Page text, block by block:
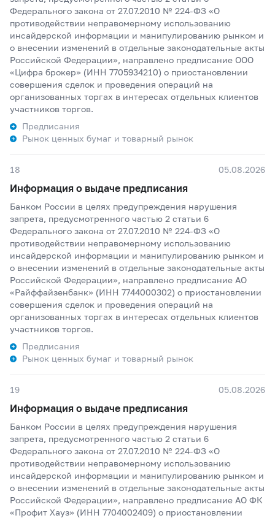
Федерального закона от 27.07.2010 № 224-ФЗ «О
противодействии неправомерному использованию
инсайдерской информации и манипулированию рынком и
о внесении изменений в отдельные законодательные акты
Российской Федерации», направлено предписание ООО
«Цифра брокер» (ИНН 7705934210) о приостановлении
совершения сделок и проведения операций на
организованных торгах в интересах отдельных клиентов
участников торгов.
Предписания
Рынок ценных бумаг и товарный рынок
18 05.08.2026
Информация о выдаче предписания
Банком России в целях предупреждения нарушения
запрета, предусмотренного частью 2 статьи 6
Федерального закона от 27.07.2010 № 224-ФЗ «О
противодействии неправомерному использованию
инсайдерской информации и манипулированию рынком и
о внесении изменений в отдельные законодательные акты
Российской Федерации», направлено предписание АО
«Райффайзенбанк» (ИНН 7744000302) о приостановлении
совершения сделок и проведения операций на
организованных торгах в интересах отдельных клиентов
участников торгов.
Предписания
Рынок ценных бумаг и товарный рынок
19 05.08.2026
Информация о выдаче предписания
Банком России в целях предупреждения нарушения
запрета, предусмотренного частью 2 статьи 6
Федерального закона от 27.07.2010 № 224-ФЗ «О
противодействии неправомерному использованию
инсайдерской информации и манипулированию рынком и
о внесении изменений в отдельные законодательные акты
Российской Федерации», направлено предписание АО ФК
«Профит Хауз» (ИНН 7704002409) о приостановлении